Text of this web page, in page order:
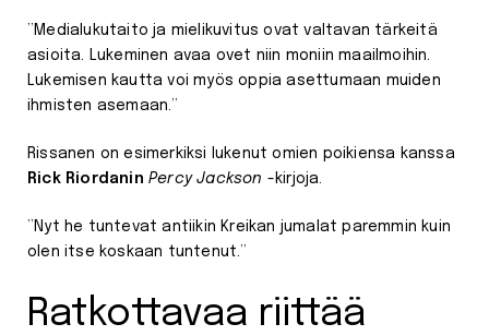
”Medialukutaito ja mielikuvitus ovat valtavan tärkeitä
asioita. Lukeminen avaa ovet niin moniin maailmoihin.
Lukemisen kautta voi myös oppia asettumaan muiden
ihmisten asemaan.”
Rissanen on esimerkiksi lukenut omien poikiensa kanssa
Rick Riordanin Percy Jackson -kirjoja.
”Nyt he tuntevat antiikin Kreikan jumalat paremmin kuin
olen itse koskaan tuntenut.”
Ratkottavaa riittää